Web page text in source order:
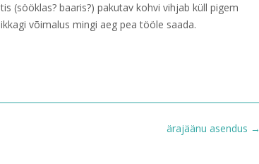
(sööklas? baaris?) pakutav kohvi vihjab küll pigem
võimalus mingi aeg pea tööle saada.
ärajäänu asendus →